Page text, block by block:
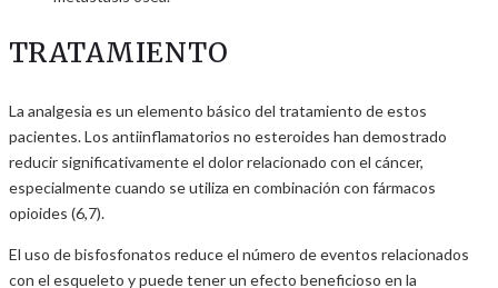
TRATAMIENTO
La analgesia es un elemento básico del tratamiento de estos
pacientes. Los antiinflamatorios no esteroides han demostrado
reducir significativamente el dolor relacionado con el cáncer,
especialmente cuando se utiliza en combinación con fármacos
opioides (6,7).
El uso de bisfosfonatos reduce el número de eventos relacionados
con el esqueleto y puede tener un efecto beneficioso en la